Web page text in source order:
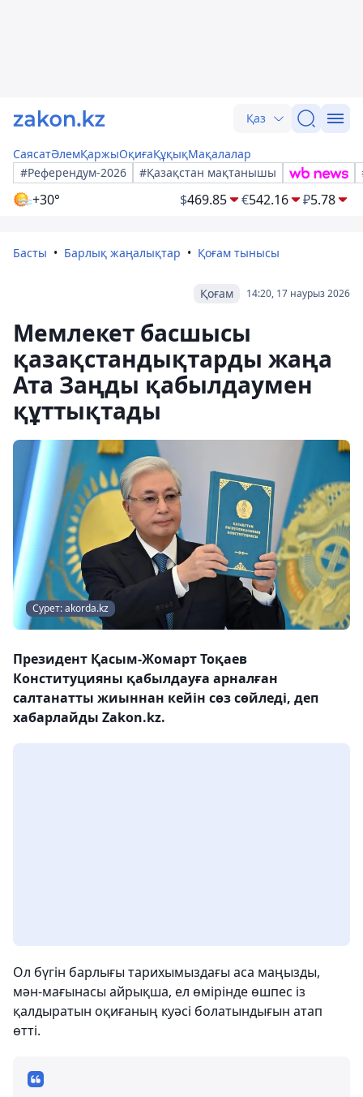
Қаз
СаясатӘлемҚаржыОқиғаҚұқықМақалалар
#Референдум-2026
#Қазақстан мақтанышы
+30° $469.85 €542.16 ₽5.78
Басты Барлық жаңалықтар Қоғам тынысы
14:20, 17 наурыз 2026
Қоғам
Мемлекет басшысы
қазақстандықтарды жаңа
Ата Заңды қабылдаумен
құттықтады
Сурет: akorda.kz
Президент Қасым-Жомарт Тоқаев
Конституцияны қабылдауға арналған
салтанатты жиыннан кейін сөз сөйледі, деп
хабарлайды Zakon.kz.
Ол бүгін барлығы тарихымыздағы аса маңызды,
мән-мағынасы айрықша, ел өмірінде өшпес із
қалдыратын оқиғаның куәсі болатындығын атап
өтті.